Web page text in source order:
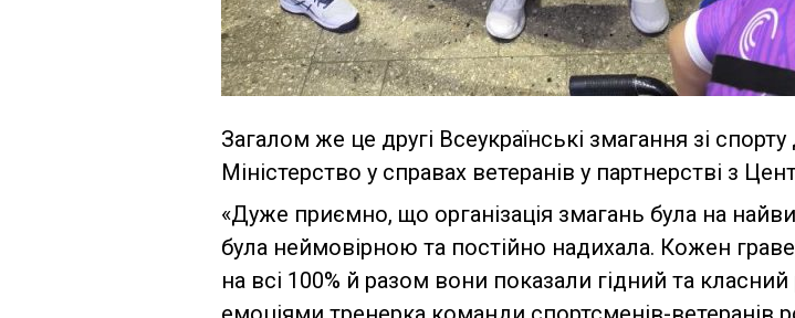
Загалом же це другі Всеукраїнські змагання зі
Міністерство у справах ветеранів у партнерстві з
«Дуже приємно, що організація змагань була на
була неймовірною та постійно надихала. Кожен
на всі 100% й разом вони показали гідний та